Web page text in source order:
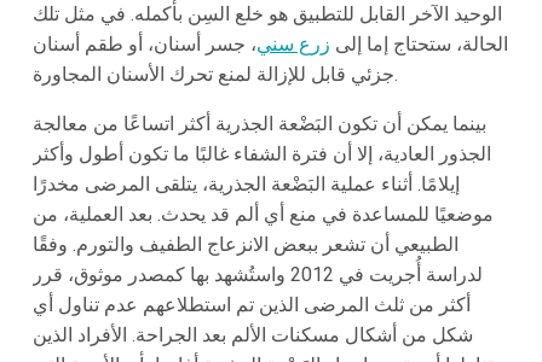
الوحيد الآخر القابل للتطبيق هو خلع السِن بأكمله. في مثل تلك
الحالة، ستحتاج إما إلى زرع سني، جسر أسنان، أو طقم أسنان
جزئي قابل للإزالة لمنع تحرك الأسنان المجاورة.
بينما يمكن أن تكون البَضْعة الجذرية أكثر اتساعًا من معالجة
الجذور العادية، إلا أن فترة الشفاء غالبًا ما تكون أطول وأكثر
إيلامًا. أثناء عملية البَضْعة الجذرية، يتلقى المرضى مخدرًا
موضعيًا للمساعدة في منع أي ألم قد يحدث. بعد العملية، من
الطبيعي أن تشعر ببعض الانزعاج الطفيف والتورم. وفقًا
لدراسة أُجريت في 2012 واستُشهد بها كمصدر موثوق، قرر
أكثر من ثلث المرضى الذين تم استطلاعهم عدم تناول أي
شكل من أشكال مسكنات الألم بعد الجراحة. الأفراد الذين